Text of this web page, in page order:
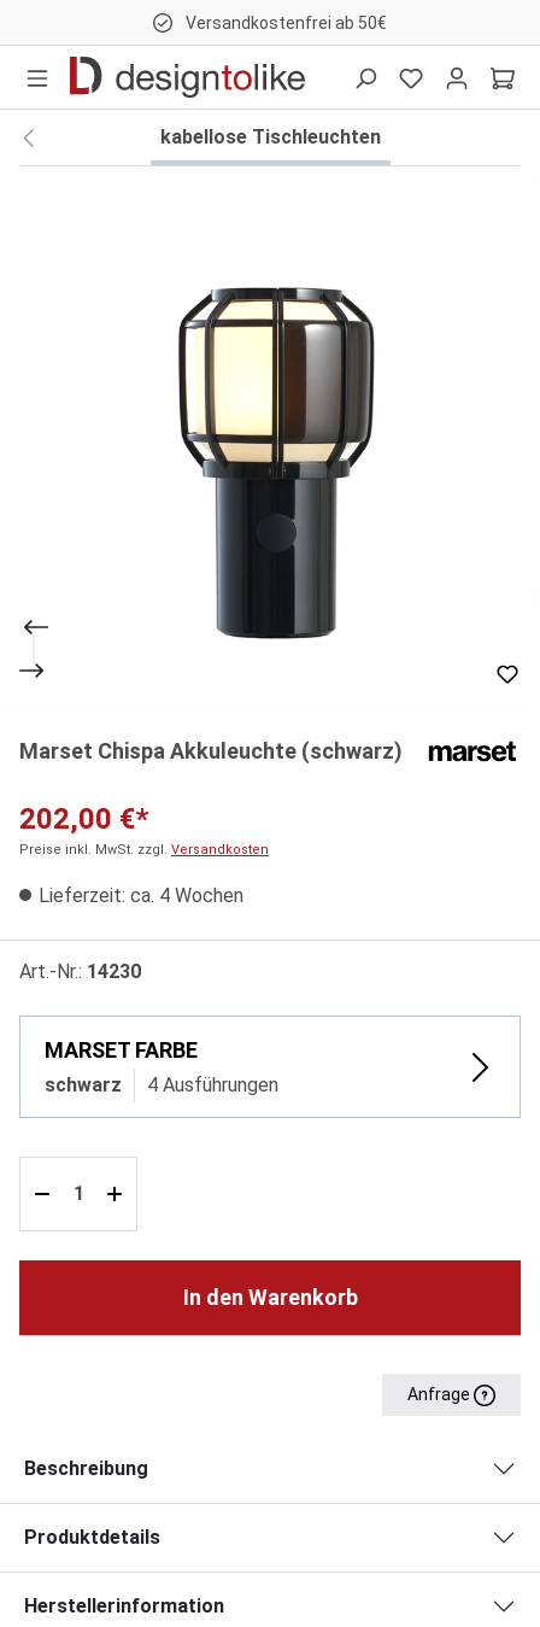
Versandkostenfrei ab 50€
kabellose Tischleuchten
Marset Chispa Akkuleuchte (schwarz)
202,00 €*
Preise inkl. MwSt. zzgl. Versandkosten
Lieferzeit: ca. 4 Wochen
Art.-Nr.: 14230
MARSET FARBE
schwarz 4 Ausführungen
In den Warenkorb
Anfrage
Beschreibung
Produktdetails
Herstellerinformation